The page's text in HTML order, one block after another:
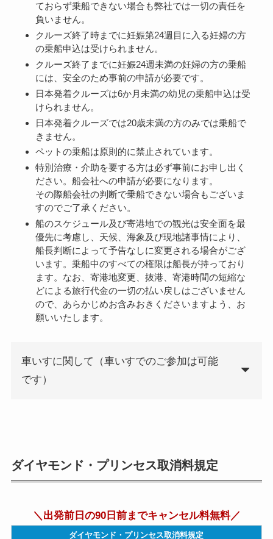
ておらず乗船できない場合も弊社では一切の責任を
負いません。
クルーズ終了時までに妊娠第24週目に入る妊婦の方
の乗船申込は受けられません。
クルーズ終了までに妊娠24週未満の妊婦の方の乗船
には、安全のため事前の申請が必要です。
日本発着クルーズは6か月未満の幼児の乗船申込は受
けられません。
日本発着クルーズでは20歳未満の方のみでは乗船で
きません。
ペットの乗船は原則的に禁止されています。
特別治療・介助を要する方は必ず事前にお申し出く
ださい。船会社への申請が必要になります。
その際船会社の判断で乗船できない場合もございま
すのでご了承ください。
船のスケジュール及び寄港地での観光は安全面を最
優先に考慮し、天候、海象及び現地諸事情により、
船長判断によって予告なしに変更される場合がござ
います。乗船中のすべての権限は船長が持っており
ます。なお、寄港地変更、抜港、寄港時間の短縮な
どによる旅行代金の一切の払い戻しはございません
ので、あらかじめお含みおきくださいますよう、お
願いいたします。
車いすに関して（車いすでのご参加は可能
です）
ダイヤモンド・プリンセス取消料規定
＼出発前日の90日前までキャンセル料無料／
ダイヤモンド・プリンセス取消料規定